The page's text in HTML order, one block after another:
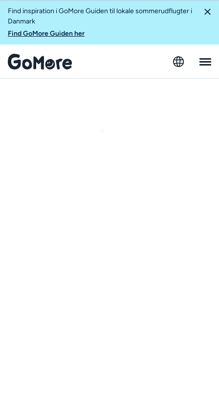
Find inspiration i GoMore Guiden til lokale sommerudflugter i
Danmark
Find GoMore Guiden her